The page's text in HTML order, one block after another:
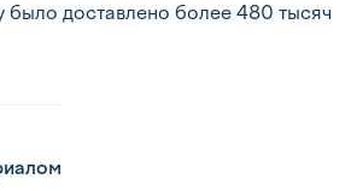
было доставлено более 480 тысяч